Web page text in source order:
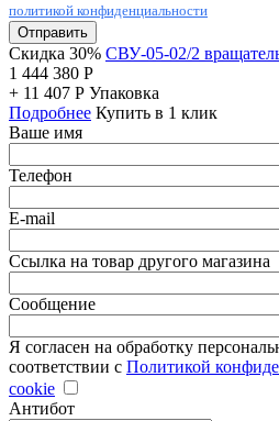
политикой конфиденциальности
Отправить
Скидка 30% СВУ-05-02/2
1 444 380 Р
+ 11 407 Р Упаковка
Подробнее Купить в 1 клик
Ваше имя
Телефон
E-mail
Ссылка на товар другого магазина
Сообщение
Я согласен на обработку
соответствии с Политикой
cookie
Антибот